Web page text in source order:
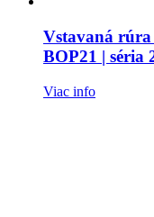
Vstavaná rúra
BOP21 | séria
Viac info